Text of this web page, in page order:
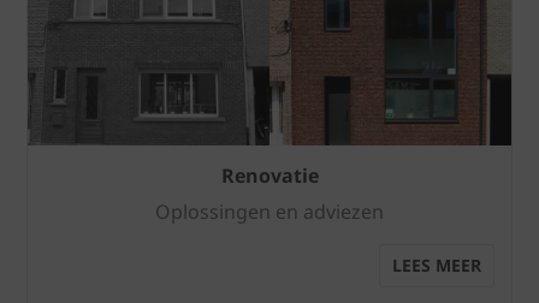
Renovatie
Oplossingen en adviezen
LEES MEER